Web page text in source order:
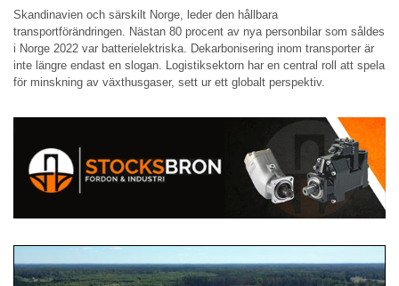
Skandinavien och särskilt Norge, leder den hållbara
transportförändringen. Nästan 80 procent av nya personbilar som såldes
i Norge 2022 var batterielektriska. Dekarbonisering inom transporter är
inte längre endast en slogan. Logistiksektorn har en central roll att spela
för minskning av växthusgaser, sett ur ett globalt perspektiv.